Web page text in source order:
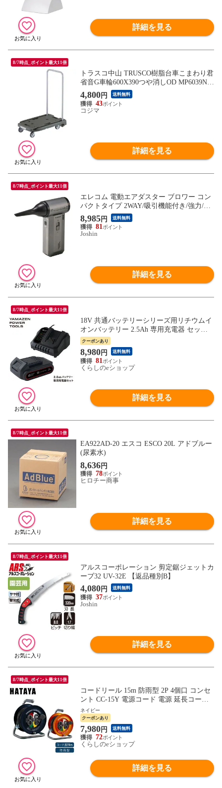
詳細を見る
8/7時点_ポイント最大11倍
トラスコ中山 TRUSCO樹脂台車こまわり君
省音G車輪600X390つや消しOD MP6039N2
MOD
4,800円 送料無料
43
コジマ
詳細を見る
8/7時点_ポイント最大11倍
エレコム 電動エアダスター ブロワー コン
パクトタイプ 2WAY/吸引機能付き/強力/無
段階風量/USB充電式/4種ノズル付（ブラッ
ク） AD-ALC02BK 【返品種別A】
8,985円 送料無料
81
Joshin
詳細を見る
8/7時点_ポイント最大11倍
18V 共通バッテリーシリーズ用リチウムイ
オンバッテリー 2.5Ah 専用充電器 セット
販売 YBP-1825/YCH-18V 充電バッテリー
交換バッテリー 予備バッテリー 充電池 交
換電池 予備電池 専用充電器 山善 YAMAZE
N 【送料無料】
クーポンあり
8,980円 送料無料
81
くらしのeショップ
詳細を見る
8/7時点_ポイント最大11倍
EA922AD-20 エスコ ESCO 20L アドブルー
(尿素水)
8,636円
78
ヒロチー商事
詳細を見る
8/7時点_ポイント最大11倍
アルスコーポレーション 剪定鋸ジェットカ
ーブ32 UV-32E 【返品種別B】
4,080円 送料無料
37
Joshin
詳細を見る
8/7時点_ポイント最大11倍
コードリール 15m 防雨型 2P 4個口 コンセ
ント CC-15Y 電源コード 電源 延長コード
軽量 コンパクト ハタヤ HATAYA 【送料無
料】
ネイビー
クーポンあり
7,980円 送料無料
72
くらしのeショップ
詳細を見る